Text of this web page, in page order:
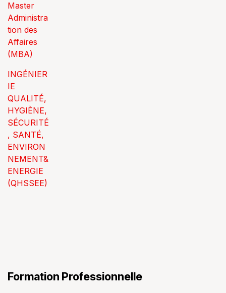
Master
Administra
tion des
Affaires
(MBA)
INGÉNIER
IE
QUALITÉ,
HYGIÈNE,
SÉCURITÉ
, SANTÉ,
ENVIRON
NEMENT&
ENERGIE
(QHSSEE)
Formation Professionnelle